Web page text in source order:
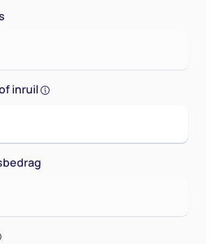
inruil